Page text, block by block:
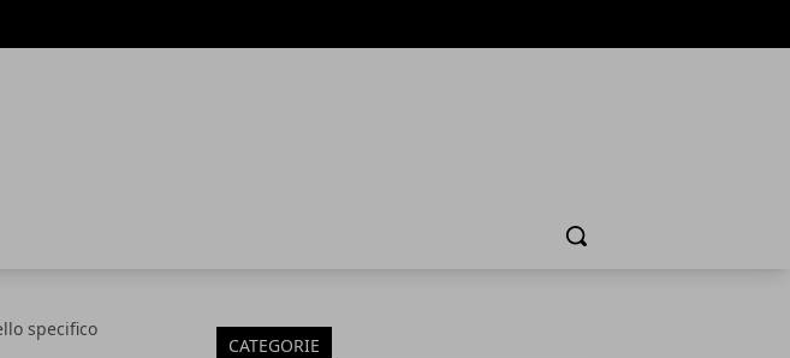
Cerca
specifico
CATEGORIE